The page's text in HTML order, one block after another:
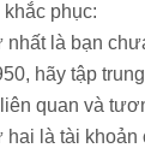
phục:
nhất là bạn
hãy tập
quan và
hai là tài